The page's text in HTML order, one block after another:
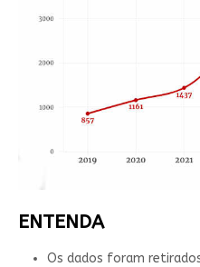
ENTENDA
Os dados foram